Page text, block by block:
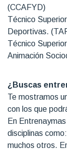
(CCAFYD)
Técnico
Deportivas.
Técnico
Animación
¿Buscas
Te mostramos
con los que
En
disciplinas
muchos otros.